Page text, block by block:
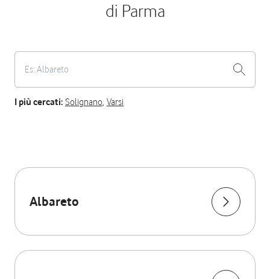
di Parma
I più cercati: Solignano, Varsi
Albareto